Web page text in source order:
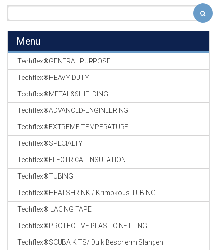
Menu
Techflex®GENERAL PURPOSE
Techflex®HEAVY DUTY
Techflex®METAL&SHIELDING
Techflex®ADVANCED-ENGINEERING
Techflex®EXTREME TEMPERATURE
Techflex®SPECIALTY
Techflex®ELECTRICAL INSULATION
Techflex®TUBING
Techflex®HEATSHRINK / Krimpkous TUBING
Techflex® LACING TAPE
Techflex®PROTECTIVE PLASTIC NETTING
Techflex®SCUBA KITS/ Duik Bescherm Slangen